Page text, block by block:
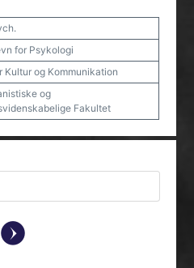
for Psykologi
Kultur og Kommunikation
og
Fakultet
y